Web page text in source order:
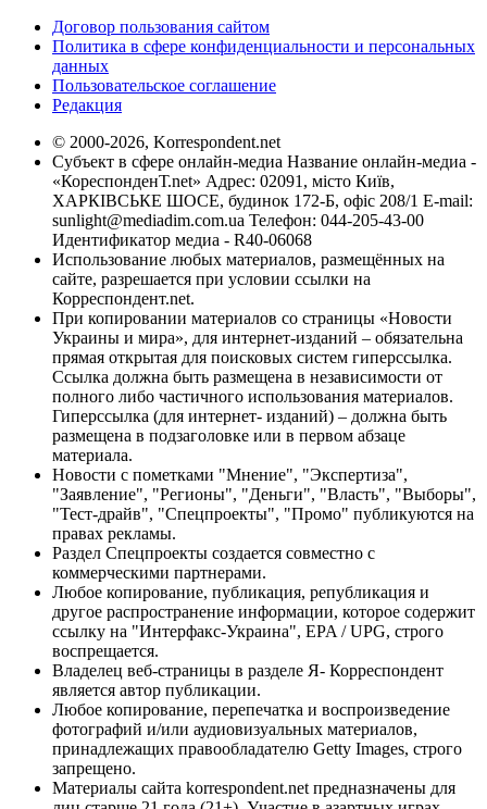
Договор пользования сайтом
Политика в сфере конфиденциальности и персональных
данных
Пользовательское соглашение
Редакция
© 2000-2026, Korrespondent.net
Субъект в сфере онлайн-медиа Название онлайн-медиа -
«КореспонденТ.net» Адрес: 02091, місто Київ,
ХАРКІВСЬКЕ ШОСЕ, будинок 172-Б, офіс 208/1 E-mail:
sunlight@mediadim.com.ua Телефон: 044-205-43-00
Идентификатор медиа - R40-06068
Использование любых материалов, размещённых на
сайте, разрешается при условии ссылки на
Корреспондент.net.
При копировании материалов со страницы «Новости
Украины и мира», для интернет-изданий – обязательна
прямая открытая для поисковых систем гиперссылка.
Ссылка должна быть размещена в независимости от
полного либо частичного использования материалов.
Гиперссылка (для интернет- изданий) – должна быть
размещена в подзаголовке или в первом абзаце
материала.
Новости с пометками "Мнение", "Экспертиза",
"Заявление", "Регионы", "Деньги", "Власть", "Выборы",
"Тест-драйв", "Спецпроекты", "Промо" публикуются на
правах рекламы.
Раздел Спецпроекты создается совместно с
коммерческими партнерами.
Любое копирование, публикация, републикация и
другое распространение информации, которое содержит
ссылку на "Интерфакс-Украина", EPA / UPG, строго
воспрещается.
Владелец веб-страницы в разделе Я- Корреспондент
является автор публикации.
Любое копирование, перепечатка и воспроизведение
фотографий и/или аудиовизуальных материалов,
принадлежащих правообладателю Getty Images, строго
запрещено.
Материалы сайта korrespondent.net предназначены для